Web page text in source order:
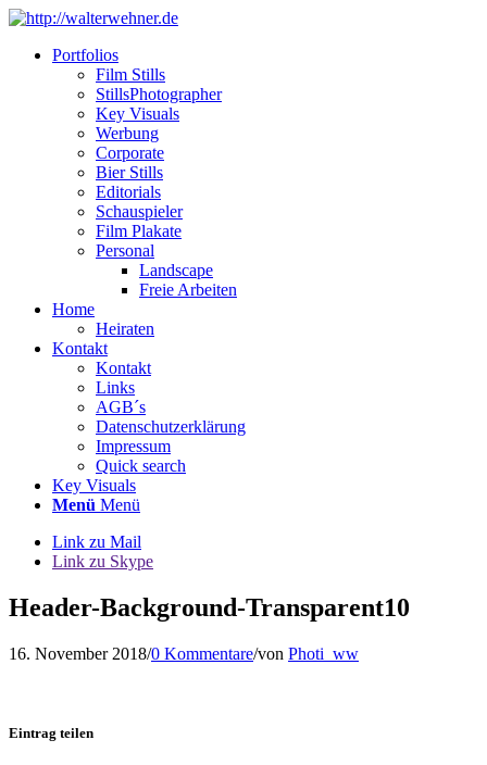
Portfolios
Film Stills
StillsPhotographer
Key Visuals
Werbung
Corporate
Bier Stills
Editorials
Schauspieler
Film Plakate
Personal
Landscape
Freie Arbeiten
Home
Heiraten
Kontakt
Kontakt
Links
AGB´s
Datenschutzerklärung
Impressum
Quick search
Key Visuals
Menü Menü
Link zu Mail
Link zu Skype
Header-Background-Transparent10
16. November 2018/0 Kommentare/von Photi_ww
Eintrag teilen